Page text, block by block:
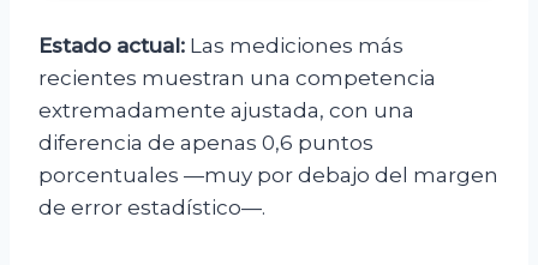
Estado actual: Las mediciones más
recientes muestran una competencia
extremadamente ajustada, con una
diferencia de apenas 0,6 puntos
porcentuales —muy por debajo del margen
de error estadístico—.